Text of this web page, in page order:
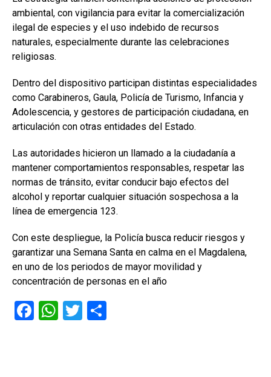
ambiental, con vigilancia para evitar la comercialización
ilegal de especies y el uso indebido de recursos
naturales, especialmente durante las celebraciones
religiosas.
Dentro del dispositivo participan distintas especialidades
como Carabineros, Gaula, Policía de Turismo, Infancia y
Adolescencia, y gestores de participación ciudadana, en
articulación con otras entidades del Estado.
Las autoridades hicieron un llamado a la ciudadanía a
mantener comportamientos responsables, respetar las
normas de tránsito, evitar conducir bajo efectos del
alcohol y reportar cualquier situación sospechosa a la
línea de emergencia 123.
Con este despliegue, la Policía busca reducir riesgos y
garantizar una Semana Santa en calma en el Magdalena,
en uno de los periodos de mayor movilidad y
concentración de personas en el año
F
W T